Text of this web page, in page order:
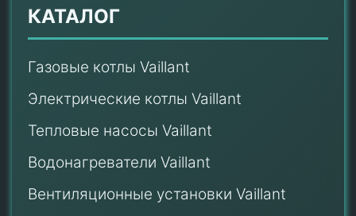
КАТАЛОГ
Газовые котлы Vaillant
Электрические котлы Vaillant
Тепловые насосы Vaillant
Водонагреватели Vaillant
Вентиляционные установки Vaillant